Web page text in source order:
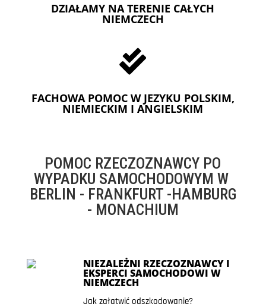
DZIAŁAMY NA TERENIE CAŁYCH
NIEMCZECH

FACHOWA POMOC W JEZYKU POLSKIM,
NIEMIECKIM I ANGIELSKIM
POMOC RZECZOZNAWCY PO
WYPADKU SAMOCHODOWYM W
BERLIN - FRANKFURT -HAMBURG
- MONACHIUM
NIEZALEŻNI RZECZOZNAWCY I
EKSPERCI SAMOCHODOWI W
NIEMCZECH
Jak załatwić odszkodowanie?